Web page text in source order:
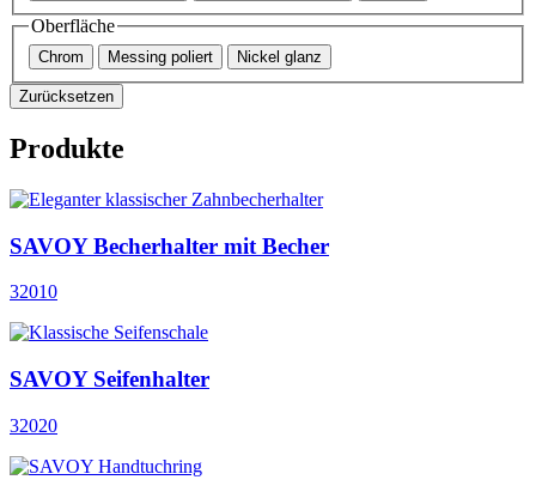
Oberfläche
Chrom Messing poliert Nickel glanz
Zurücksetzen
Produkte
SAVOY Becherhalter mit Becher
32010
SAVOY Seifenhalter
32020